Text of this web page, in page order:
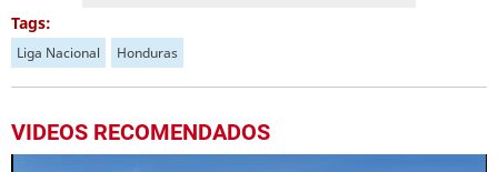
Tags:
Liga Nacional Honduras
VIDEOS RECOMENDADOS